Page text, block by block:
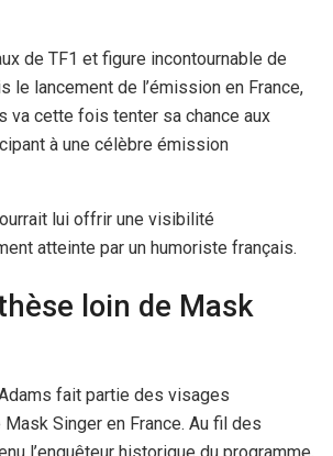
de TF1 et figure incontournable de
le lancement de l’émission en France,
va cette fois tenter sa chance aux
à une célèbre émission
lui offrir une visibilité
atteinte par un humoriste français.
loin de Mask
fait partie des visages
Singer en France. Au fil des